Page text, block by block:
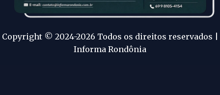
Copyright © 2024-2026 Todos os direitos reservados |
Informa Rondônia